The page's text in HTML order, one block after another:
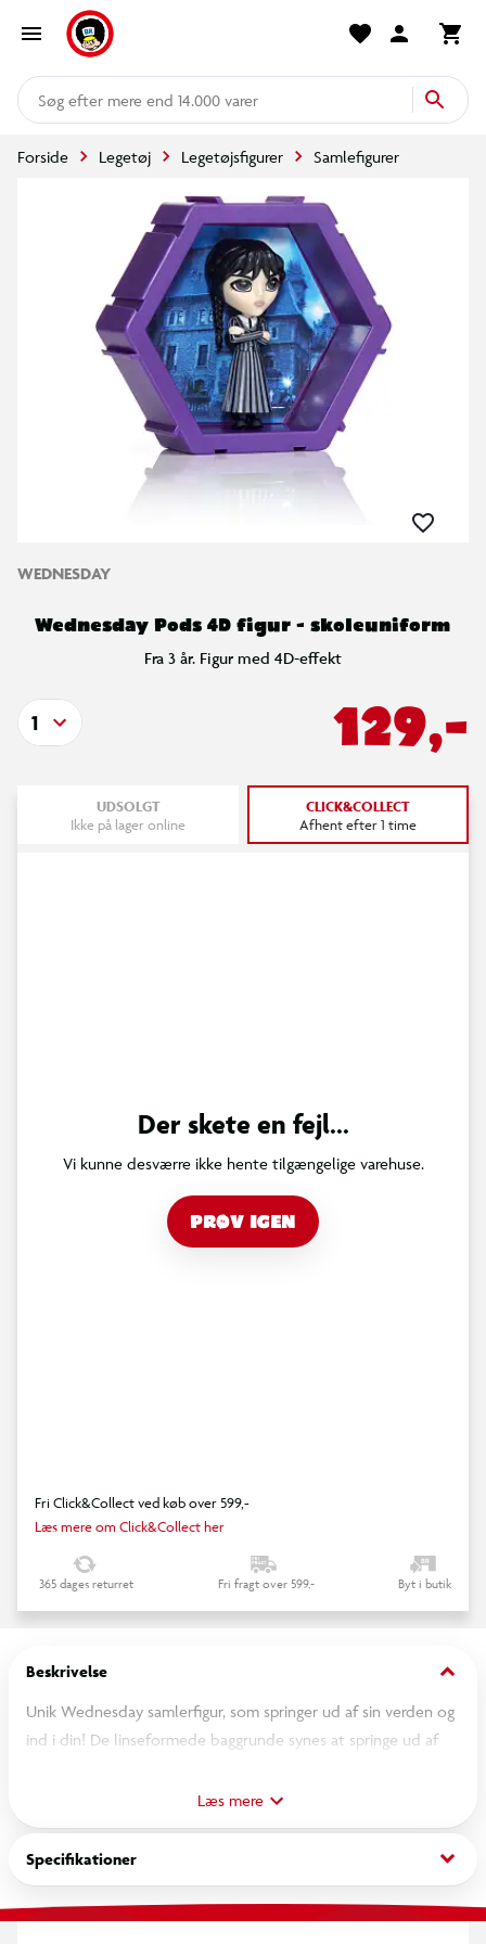
mere end 14.000 varer
Forside Legetøj Legetøjsfigurer Samlefigurer
WEDNESDAY
Wednesday Pods 4D figur - skoleuniform
Fra 3 år. Figur med 4D-effekt
129,-
1
UDSOLGT
Ikke på lager online
CLICK&COLLECT
Afhent efter 1 time
Der skete en fejl...
Vi kunne desværre ikke hente tilgængelige varehuse.
PRØV IGEN
Fri Click&Collect ved køb over 599,-
Læs mere om Click&Collect her
365 dages returret Fri fragt over 599,- Byt i butik
Beskrivelse keyboard_arrow_down
Unik Wednesday samlerfigur, som springer ud af sin verden og
ind i din! De linseformede baggrunde synes at springe ud af
Læs mere
Specifikationer keyboard_arrow_down